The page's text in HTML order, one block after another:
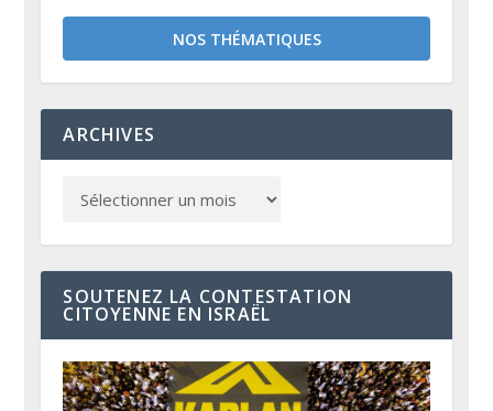
NOS THÉMATIQUES
ARCHIVES
SOUTENEZ LA CONTESTATION
CITOYENNE EN ISRAËL